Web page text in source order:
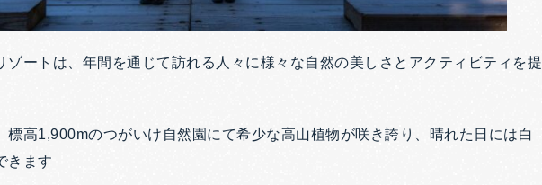
ゾートは、年間を通じて訪れる人々に様々な自然の美しさとアクティビティを提
標高1,900mのつがいけ自然園にて希少な高山植物が咲き誇り、晴れた日には白
きます